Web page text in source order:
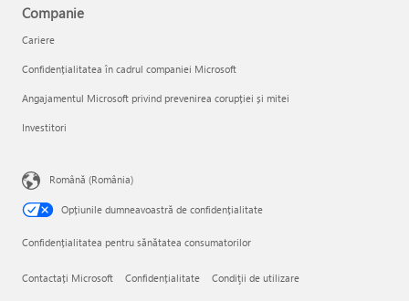
Companie
Cariere
Confidențialitatea în cadrul companiei Microsoft
Angajamentul Microsoft privind prevenirea corupției și mitei
Investitori
Română (România)
Opțiunile dumneavoastră de confidențialitate
Confidențialitatea pentru sănătatea consumatorilor
Contactați Microsoft Confidențialitate Condiţii de utilizare